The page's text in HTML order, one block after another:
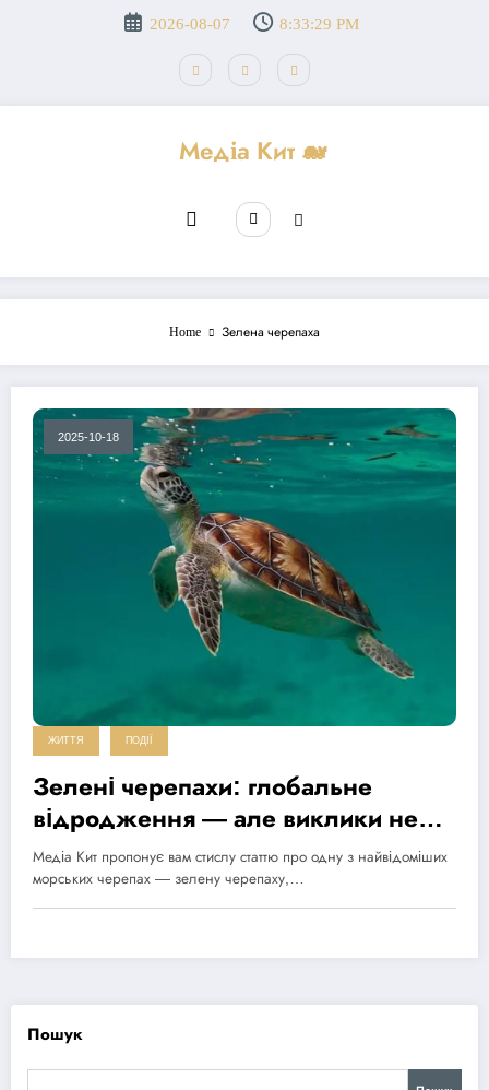
2026-08-07 8:33:29 PM
Медіа Кит 🐋
Home Зелена черепаха
2025-10-18
ЖИТТЯ ПОДІЇ
Зелені черепахи: глобальне
відродження — але виклики не
зникли
Медіа Кит пропонує вам стислу статтю про одну з найвідоміших
морських черепах — зелену черепаху,…
Пошук